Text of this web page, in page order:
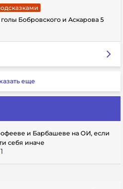
Бобровского и Аскарова 5
еще
и Барбашеве на ОИ, если
себя иначе
1